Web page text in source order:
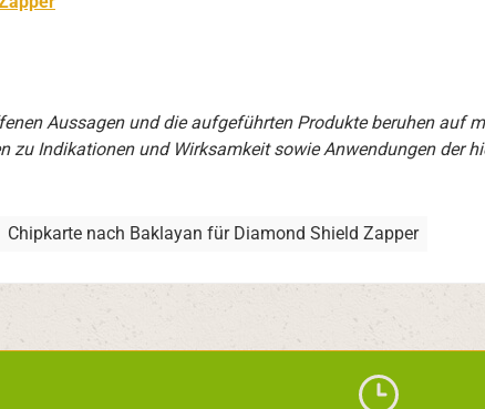
Aussagen und die aufgeführten Produkte beruhen auf
zu Indikationen und Wirksamkeit sowie Anwendungen der
Chipkarte nach Baklayan für Diamond Shield Zapper